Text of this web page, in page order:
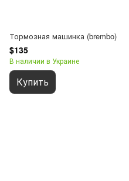
Тормозная машинка (brembo)
$135
В наличии в Украине
Купить